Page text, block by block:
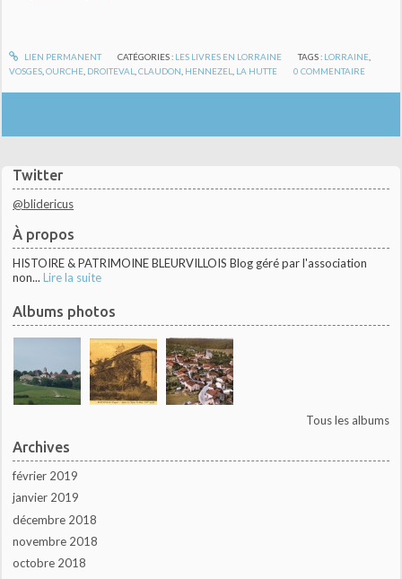
Twitter
@blidericus
À propos
HISTOIRE & PATRIMOINE BLEURVILLOIS Blog géré par l'association
non... Lire la suite
Albums photos
Tous les albums
Archives
février 2019
janvier 2019
décembre 2018
novembre 2018
octobre 2018
LIEN PERMANENT CATÉGORIES : LES LIVRES EN LORRAINE TAGS : LORRAINE
VOSGES ,OURCHE DROITEVAL ,CLAUDON HENNEZEL LA HUTTE 0 COMMENTAIRE